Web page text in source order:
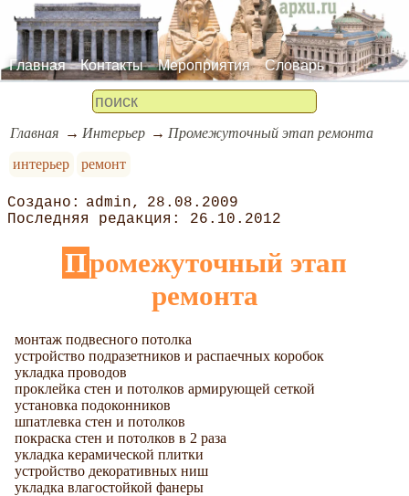
Главная Контакты Мероприятия Словарь
Главная Интерьер
Промежуточный этап ремонта
интерьер
ремонт
admin
28.08.2009
26.10.2012
Промежуточный этап
ремонта
монтаж подвесного потолка
устройство подразетников и распаечных коробок
укладка проводов
проклейка стен и потолков армирующей сеткой
установка подоконников
шпатлевка стен и потолков
покраска стен и потолков в 2 раза
укладка керамической плитки
устройство декоративных ниш
укладка влагостойкой фанеры